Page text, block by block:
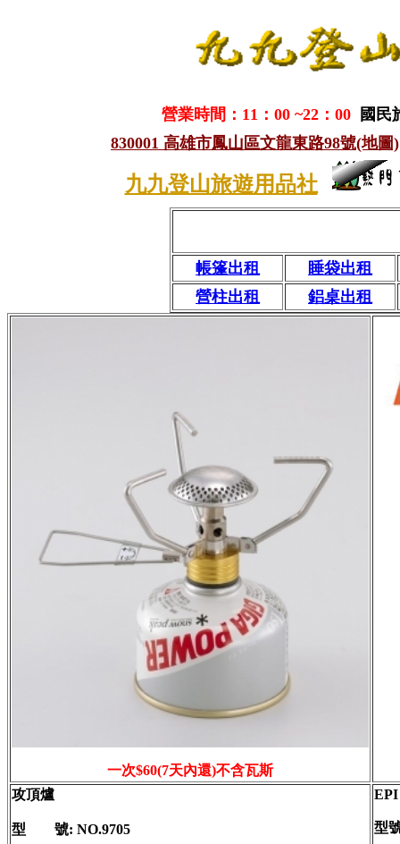
營業時間：11：00 ~22：00
國民
830001 高雄市鳳山區文龍東路98號(地圖)
九九登山旅遊用品社
帳篷出租
睡袋出租
營柱出租
鋁桌出租
一次$60(7天內還)不含瓦斯
攻頂爐
型 號: NO.9705
EPI
型